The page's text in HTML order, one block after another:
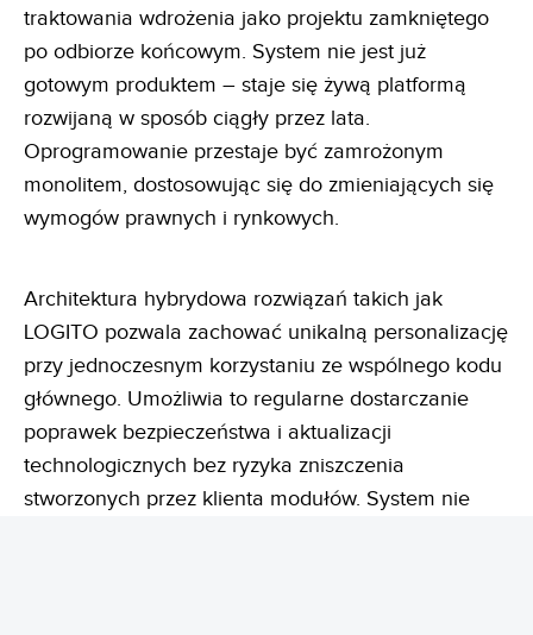
traktowania wdrożenia jako projektu zamkniętego
po odbiorze końcowym. System nie jest już
gotowym produktem – staje się żywą platformą
rozwijaną w sposób ciągły przez lata.
Oprogramowanie przestaje być zamrożonym
monolitem, dostosowując się do zmieniających się
wymogów prawnych i rynkowych.
Architektura hybrydowa rozwiązań takich jak
LOGITO pozwala zachować unikalną personalizację
przy jednoczesnym korzystaniu ze wspólnego kodu
głównego. Umożliwia to regularne dostarczanie
poprawek bezpieczeństwa i aktualizacji
technologicznych bez ryzyka zniszczenia
stworzonych przez klienta modułów. System nie